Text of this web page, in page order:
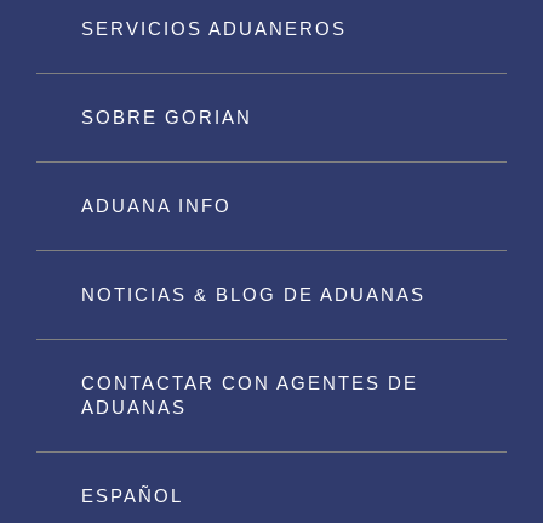
SERVICIOS ADUANEROS
SOBRE GORIAN
ADUANA INFO
NOTICIAS & BLOG DE ADUANAS
CONTACTAR CON AGENTES DE
ADUANAS
ESPAÑOL